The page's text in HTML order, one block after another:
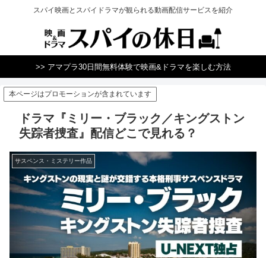
スパイ映画とスパイドラマが観られる動画配信サービスを紹介
>> アマプラ30日間無料体験で映画&ドラマを楽しむ方法
本ページはプロモーションが含まれています
ドラマ『ミリー・ブラック／キングストン
失踪者捜査』配信どこで見れる？
サスペンス・ミステリー作品